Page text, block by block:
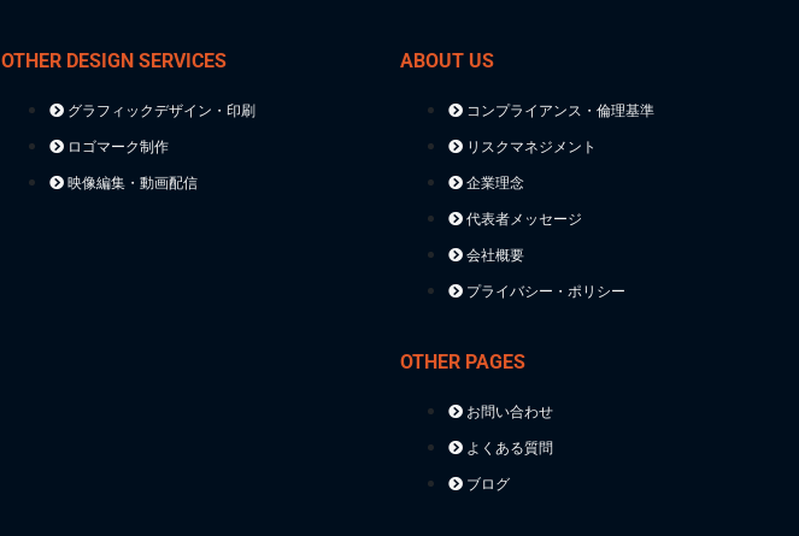
OTHER DESIGN SERVICES
グラフィックデザイン・印刷
ロゴマーク制作
映像編集・動画配信
ABOUT US
コンプライアンス・倫理基準
リスクマネジメント
企業理念
代表者メッセージ
会社概要
プライバシー・ポリシー
OTHER PAGES
お問い合わせ
よくある質問
ブログ